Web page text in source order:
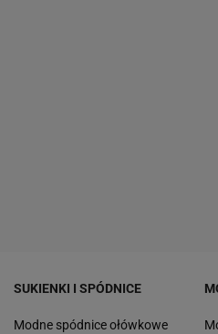
SUKIENKI I SPÓDNICE
Modne spódnice ołówkowe